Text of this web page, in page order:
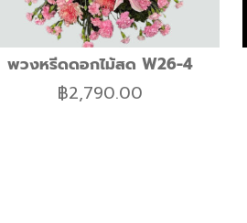
พวงหรีดดอกไม้สด W26-4
฿2,790.00